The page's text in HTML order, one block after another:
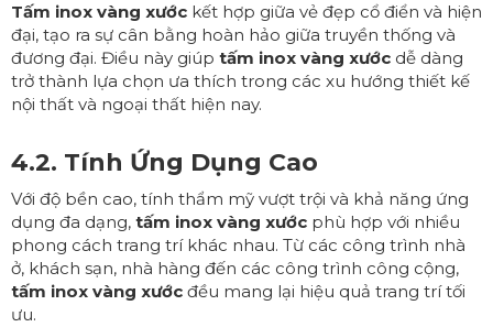
Tấm inox vàng xước kết hợp giữa vẻ đẹp cổ điển và hiện
đại, tạo ra sự cân bằng hoàn hảo giữa truyền thống và
đương đại. Điều này giúp tấm inox vàng xước dễ dàng
trở thành lựa chọn ưa thích trong các xu hướng thiết kế
nội thất và ngoại thất hiện nay.
4.2. Tính Ứng Dụng Cao
Với độ bền cao, tính thẩm mỹ vượt trội và khả năng ứng
dụng đa dạng, tấm inox vàng xước phù hợp với nhiều
phong cách trang trí khác nhau. Từ các công trình nhà
ở, khách sạn, nhà hàng đến các công trình công cộng,
tấm inox vàng xước đều mang lại hiệu quả trang trí tối
ưu.